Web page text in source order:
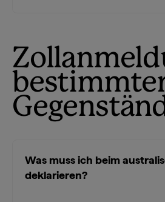
Was muss ich beim
deklarieren?